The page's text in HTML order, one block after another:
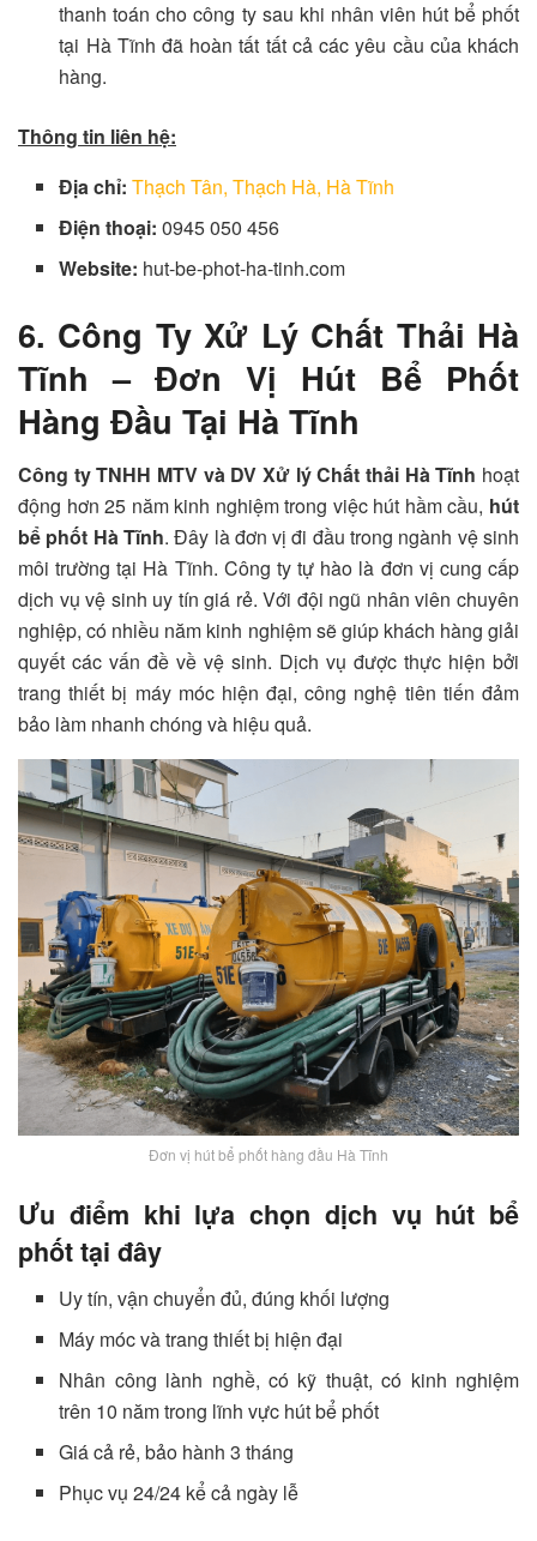
thanh toán cho công ty sau khi nhân viên hút bể phốt
tại Hà Tĩnh đã hoàn tất tất cả các yêu cầu của khách
hàng.
Thông tin liên hệ:
Địa chỉ:Thạch Tân, Thạch Hà, Hà Tĩnh
Điện thoại:0945 050 456
Website: hut-be-phot-ha-tinh.com
6. Công Ty Xử Lý Chất Thải Hà
Tĩnh – Đơn Vị Hút Bể Phốt
Hàng Đầu Tại Hà Tĩnh
Công ty TNHH MTV và DV Xử lý Chất thải Hà Tĩnh hoạt
động hơn 25 năm kinh nghiệm trong việc hút hầm cầu, hút
bể phốt Hà Tĩnh. Đây là đơn vị đi đầu trong ngành vệ sinh
môi trường tại Hà Tĩnh. Công ty tự hào là đơn vị cung cấp
dịch vụ vệ sinh uy tín giá rẻ. Với đội ngũ nhân viên chuyên
nghiệp, có nhiều năm kinh nghiệm sẽ giúp khách hàng giải
quyết các vấn đề về vệ sinh. Dịch vụ được thực hiện bởi
trang thiết bị máy móc hiện đại, công nghệ tiên tiến đảm
bảo làm nhanh chóng và hiệu quả.
Đơn vị hút bể phốt hàng đầu Hà Tĩnh
Ưu điểm khi lựa chọn dịch vụ hút bể
phốt tại đây
Uy tín, vận chuyển đủ, đúng khối lượng
Máy móc và trang thiết bị hiện đại
Nhân công lành nghề, có kỹ thuật, có kinh nghiệm
trên 10 năm trong lĩnh vực hút bể phốt
Giá cả rẻ, bảo hành 3 tháng
Phục vụ 24/24 kể cả ngày lễ